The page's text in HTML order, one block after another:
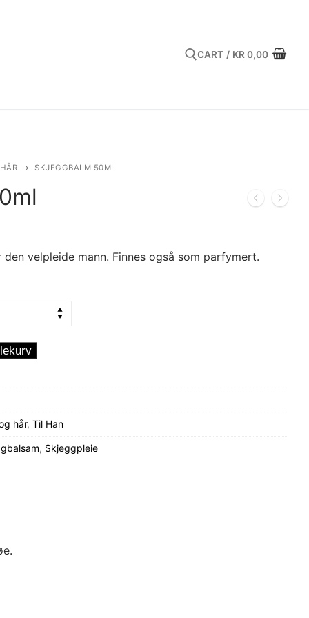
CART / KR 0,00
SKJEGGBALM 50ML
velpleide mann. Finnes også som parfymert.
hår, Til Han
, Skjeggpleie